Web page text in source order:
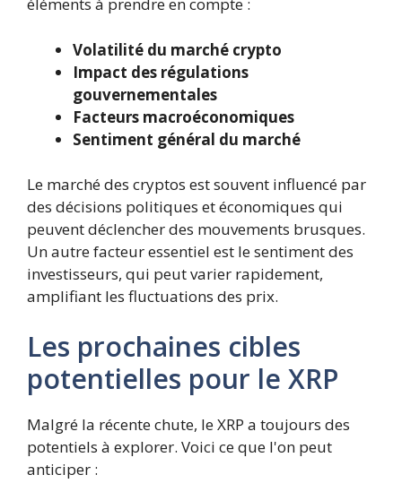
Volatilité du marché crypto
Impact des régulations
gouvernementales
Facteurs macroéconomiques
Sentiment général du marché
Le marché des cryptos est souvent influencé par
des décisions politiques et économiques qui
peuvent déclencher des mouvements brusques.
Un autre facteur essentiel est le sentiment des
investisseurs, qui peut varier rapidement,
amplifiant les fluctuations des prix.
Les prochaines cibles
potentielles pour le XRP
Malgré la récente chute, le XRP a toujours des
potentiels à explorer. Voici ce que l'on peut
anticiper :